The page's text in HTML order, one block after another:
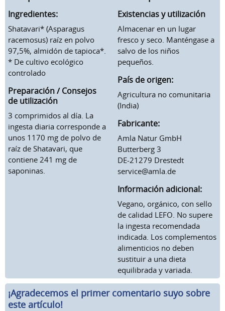
Ingredientes:
Shatavari* (Asparagus
racemosus) raíz en polvo
97,5%, almidón de tapioca*.
* De cultivo ecológico
controlado
Preparación / Consejos
de utilización
3 comprimidos al día. La
ingesta diaria corresponde a
unos 1170 mg de polvo de
raíz de Shatavari, que
contiene 241 mg de
saponinas.
Existencias y utilización
Almacenar en un lugar
fresco y seco. Manténgase a
salvo de los niños
pequeños.
País de origen:
Agricultura no comunitaria
(India)
Fabricante:
Amla Natur GmbH
Butterberg 3
DE-21279 Drestedt
service@amla.de
Información adicional:
Vegano, orgánico, con sello
de calidad LEFO. No supere
la ingesta recomendada
indicada. Los complementos
alimenticios no deben
sustituir a una dieta
equilibrada y variada.
¡Agradecemos el primer comentario suyo sobre
este artículo!